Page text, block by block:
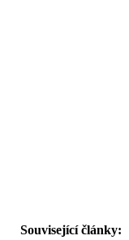
Související články: